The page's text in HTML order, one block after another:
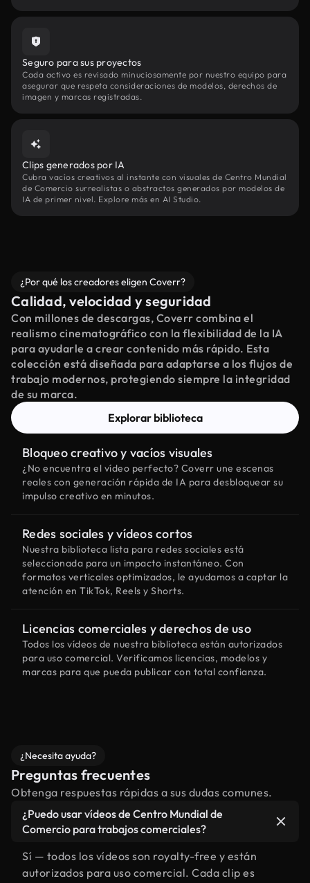
Seguro para sus proyectos
Cada activo es revisado minuciosamente por nuestro equipo para
asegurar que respeta consideraciones de modelos, derechos de
imagen y marcas registradas.
Clips generados por IA
Cubra vacíos creativos al instante con visuales de Centro Mundial
de Comercio surrealistas o abstractos generados por modelos de
IA de primer nivel. Explore más en AI Studio.
¿Por qué los creadores eligen Coverr?
Calidad, velocidad y seguridad
Con millones de descargas, Coverr combina el
realismo cinematográfico con la flexibilidad de la IA
para ayudarle a crear contenido más rápido. Esta
colección está diseñada para adaptarse a los flujos de
trabajo modernos, protegiendo siempre la integridad
de su marca.
Explorar biblioteca
Bloqueo creativo y vacíos visuales
¿No encuentra el vídeo perfecto? Coverr une escenas
reales con generación rápida de IA para desbloquear su
impulso creativo en minutos.
Redes sociales y vídeos cortos
Nuestra biblioteca lista para redes sociales está
seleccionada para un impacto instantáneo. Con
formatos verticales optimizados, le ayudamos a captar la
atención en TikTok, Reels y Shorts.
Licencias comerciales y derechos de uso
Todos los vídeos de nuestra biblioteca están autorizados
para uso comercial. Verificamos licencias, modelos y
marcas para que pueda publicar con total confianza.
¿Necesita ayuda?
Preguntas frecuentes
Obtenga respuestas rápidas a sus dudas comunes.
¿Puedo usar vídeos de Centro Mundial de
Comercio para trabajos comerciales?
Sí — todos los vídeos son royalty-free y están
autorizados para uso comercial. Cada clip es